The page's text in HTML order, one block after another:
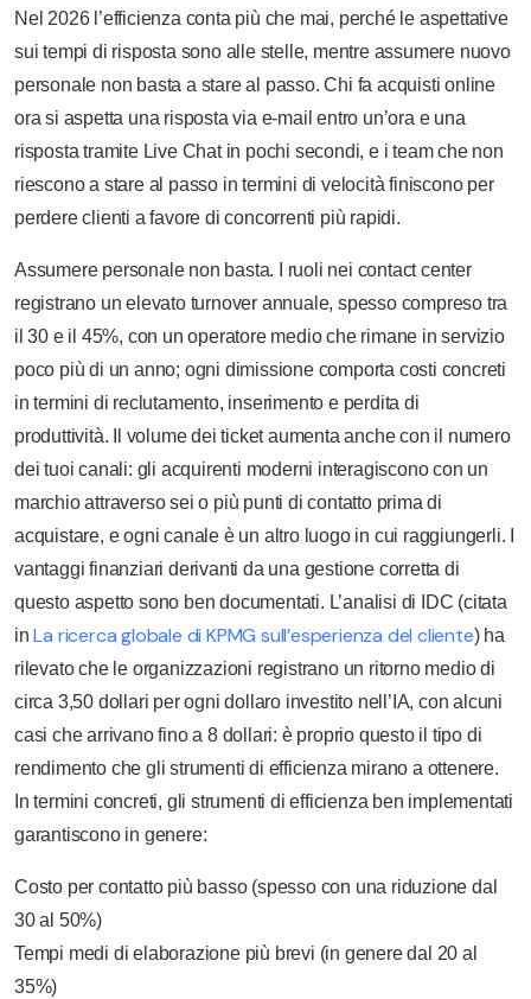
Nel 2026 l’efficienza conta più che mai, perché le aspettative
sui tempi di risposta sono alle stelle, mentre assumere nuovo
personale non basta a stare al passo. Chi fa acquisti online
ora si aspetta una risposta via e-mail entro un’ora e una
risposta tramite Live Chat in pochi secondi, e i team che non
riescono a stare al passo in termini di velocità finiscono per
perdere clienti a favore di concorrenti più rapidi.
Assumere personale non basta. I ruoli nei contact center
registrano un elevato turnover annuale, spesso compreso tra
il 30 e il 45%, con un operatore medio che rimane in servizio
poco più di un anno; ogni dimissione comporta costi concreti
in termini di reclutamento, inserimento e perdita di
produttività. Il volume dei ticket aumenta anche con il numero
dei tuoi canali: gli acquirenti moderni interagiscono con un
marchio attraverso sei o più punti di contatto prima di
acquistare, e ogni canale è un altro luogo in cui raggiungerli. I
vantaggi finanziari derivanti da una gestione corretta di
questo aspetto sono ben documentati. L’analisi di IDC (citata
inLa ricerca globale di KPMG sull’esperienza del cliente) ha
rilevato che le organizzazioni registrano un ritorno medio di
circa 3,50 dollari per ogni dollaro investito nell’IA, con alcuni
casi che arrivano fino a 8 dollari: è proprio questo il tipo di
rendimento che gli strumenti di efficienza mirano a ottenere.
In termini concreti, gli strumenti di efficienza ben implementati
garantiscono in genere:
Costo per contatto più basso (spesso con una riduzione dal
30 al 50%)
Tempi medi di elaborazione più brevi (in genere dal 20 al
35%)